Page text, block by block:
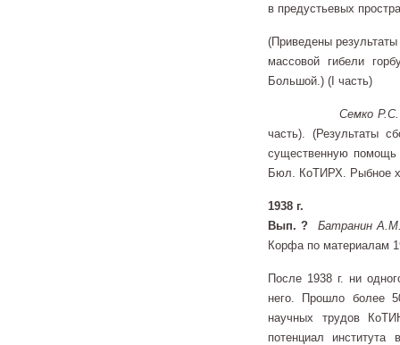
в предустьевых
(Приведены
массовой гибели
Большой.) (I часть)
Семко
часть). (Результаты
существенную помощь
Бюл. КоТИРХ. Рыбное
1938 г.
Вып. ? Батранин
Корфа по материалам
После 1938 г. ни
него. Прошло более
научных трудов
потенциал